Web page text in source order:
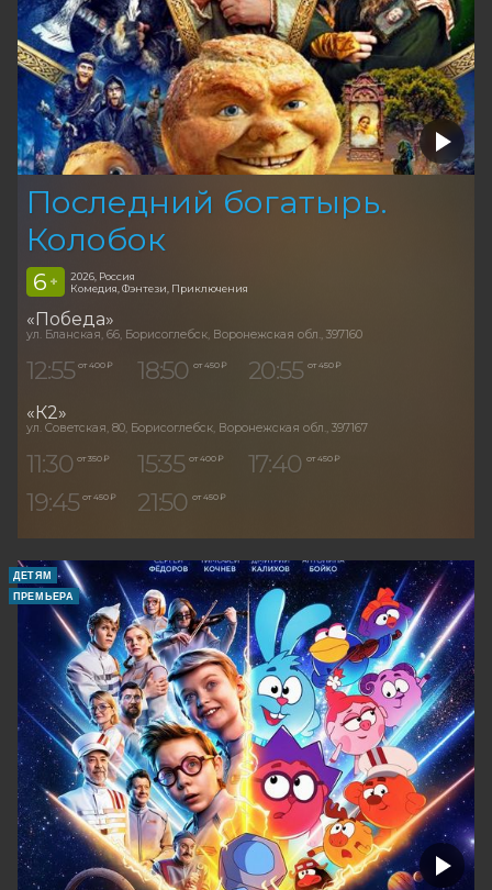
Последний богатырь.
Колобок
6 +
2026, Россия
Комедия, Фэнтези, Приключения
«Победа»
ул. Бланская, 66, Борисоглебск, Воронежская обл., 397160
12:55 от 400 ₽ 18:50 от 450 ₽ 20:55 от 450 ₽
«К2»
ул. Советская, 80, Борисоглебск, Воронежская обл., 397167
11:30 от 350 ₽ 15:35 от 400 ₽ 17:40 от 450 ₽
19:45 от 450 ₽ 21:50 от 450 ₽
ДЕТЯМ
ПРЕМЬЕРА